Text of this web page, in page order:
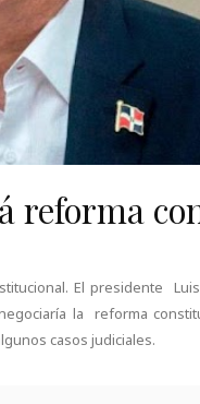
reforma
El presidente
la reforma
casos judiciales.